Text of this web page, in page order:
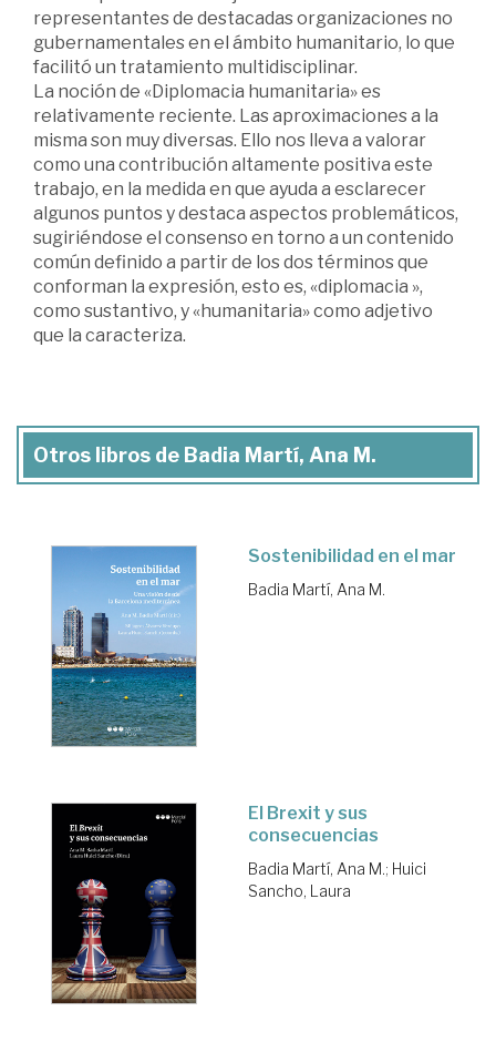
representantes de destacadas organizaciones no
gubernamentales en el ámbito humanitario, lo que
facilitó un tratamiento multidisciplinar.
La noción de «Diplomacia humanitaria» es
relativamente reciente. Las aproximaciones a la
misma son muy diversas. Ello nos lleva a valorar
como una contribución altamente positiva este
trabajo, en la medida en que ayuda a esclarecer
algunos puntos y destaca aspectos problemáticos,
sugiriéndose el consenso en torno a un contenido
común definido a partir de los dos términos que
conforman la expresión, esto es, «diplomacia »,
como sustantivo, y «humanitaria» como adjetivo
que la caracteriza.
Otros libros de Badia Martí, Ana M.
Sostenibilidad en el mar
Badia Martí, Ana M.
El Brexit y sus
consecuencias
Badia Martí, Ana M.; Huici
Sancho, Laura